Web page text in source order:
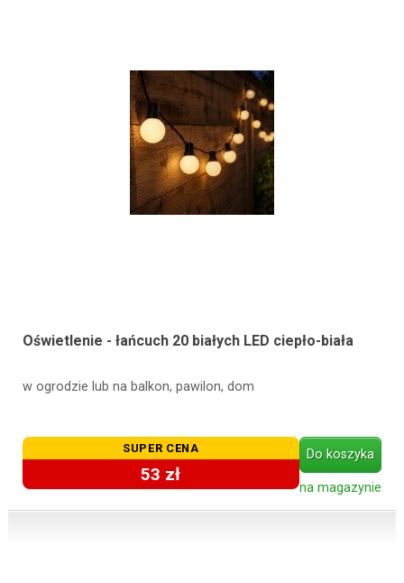
Oświetlenie - łańcuch 20 białych LED ciepło-biała
w ogrodzie lub na balkon, pawilon, dom
SUPER CENA
53 zł
Do koszyka
na magazynie